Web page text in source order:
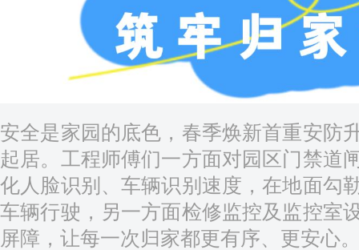
安全是家园的底色，春季焕新首重安防
起居。工程师傅们一方面对园区门禁道
化人脸识别、车辆识别速度，在地面勾
车辆行驶，另一方面检修监控及监控室
屏障，让每一次归家都更有序、更安心